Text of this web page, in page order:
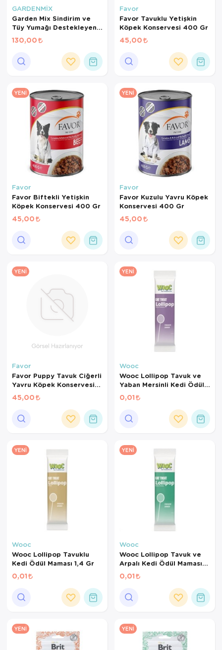
GARDENMİX
Garden Mix Sindirim ve
Tüy Yumağı Destekleyen
Kedi Çimi
130,00
Favor
Favor Tavuklu Yetişkin
Köpek Konservesi 400 Gr
45,00
YENI
Favor
Favor Biftekli Yetişkin
Köpek Konservesi 400 Gr
45,00
YENI
Favor
Favor Kuzulu Yavru Köpek
Konservesi 400 Gr
45,00
YENI
Favor
Favor Puppy Tavuk Ciğerli
Yavru Köpek Konservesi
400 Gr
45,00
YENI
Wooc
Wooc Lollipop Tavuk ve
Yaban Mersinli Kedi Ödül
Maması 1,4 Gr
0,01
YENI
Wooc
Wooc Lollipop Tavuklu
Kedi Ödül Maması 1,4 Gr
0,01
YENI
Wooc
Wooc Lollipop Tavuk ve
Arpalı Kedi Ödül Maması
1,4 Gr
0,01
YENI YENI